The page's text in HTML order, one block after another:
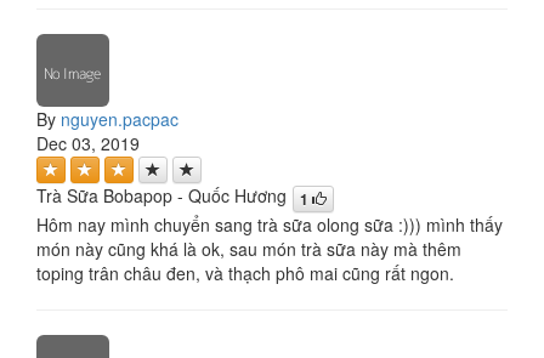
By nguyen.pacpac
Dec 03, 2019
Trà Sữa Bobapop - Quốc Hương 1
Hôm nay mình chuyển sang trà sữa olong sữa :))) mình thấy
món này cũng khá là ok, sau món trà sữa này mà thêm
toping trân châu đen, và thạch phô mai cũng rất ngon.